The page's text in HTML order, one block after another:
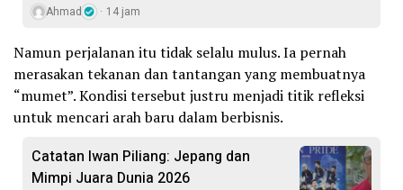
Ahmad 14 jam
Namun perjalanan itu tidak selalu mulus. Ia pernah
merasakan tekanan dan tantangan yang membuatnya
“mumet”. Kondisi tersebut justru menjadi titik refleksi
untuk mencari arah baru dalam berbisnis.
Catatan Iwan Piliang: Jepang dan
Mimpi Juara Dunia 2026